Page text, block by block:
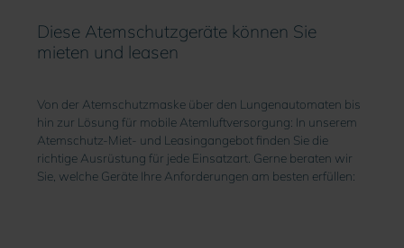
Diese Atemschutzgeräte können Sie
mieten und leasen
Von der Atemschutzmaske über den Lungenautomaten bis
hin zur Lösung für mobile Atemluftversorgung: In unserem
Atemschutz-Miet- und Leasingangebot finden Sie die
richtige Ausrüstung für jede Einsatzart. Gerne beraten wir
Sie, welche Geräte Ihre Anforderungen am besten erfüllen: